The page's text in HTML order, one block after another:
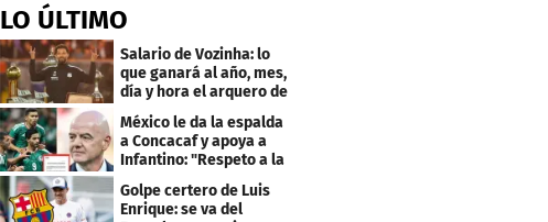
LO ÚLTIMO
Salario de Vozinha: lo
que ganará al año, mes,
día y hora el arquero de
Cabo Verde
México le da la espalda
a Concacaf y apoya a
Infantino: "Respeto a la
gobernanza"
Golpe certero de Luis
Enrique: se va del